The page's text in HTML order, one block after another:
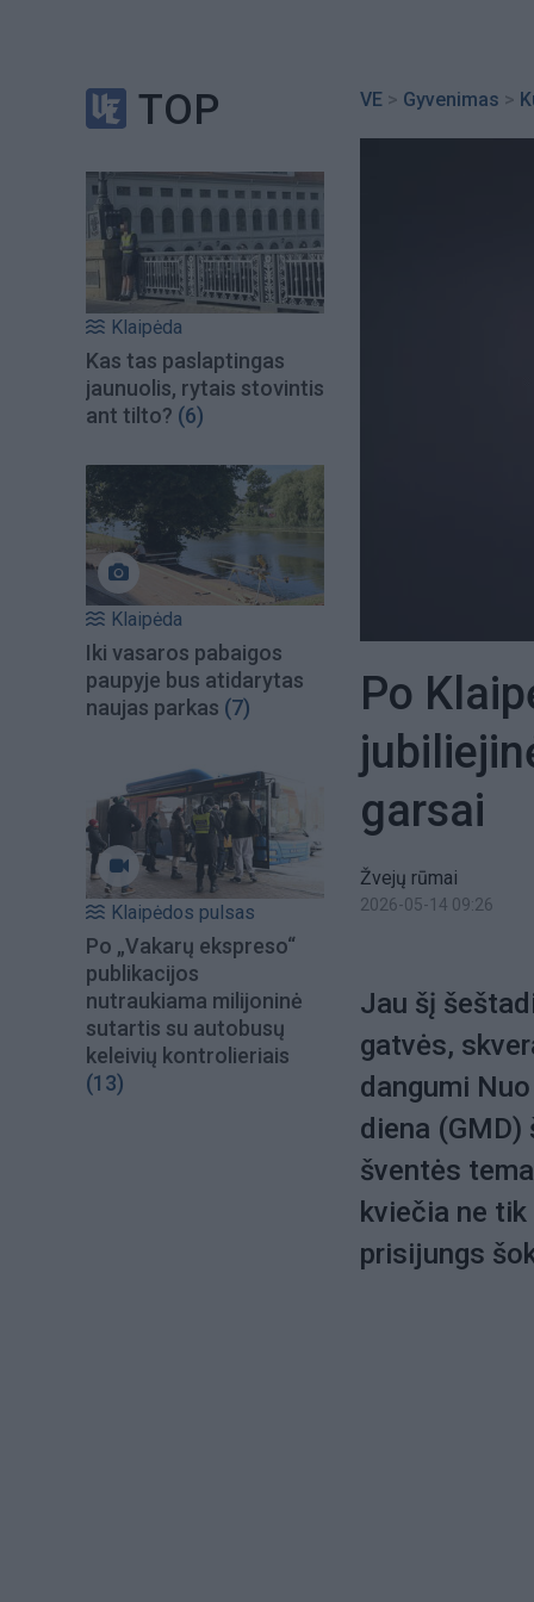
TOP
Klaipėda
Kas tas paslaptingas
jaunuolis, rytais stovintis
ant tilto? (6)
Klaipėda
Iki vasaros pabaigos
paupyje bus atidarytas
naujas parkas (7)
Klaipėdos pulsas
Po „Vakarų ekspreso“
publikacijos
nutraukiama milijoninė
sutartis su autobusų
keleivių kontrolieriais
(13)
VE > Gyvenimas >
Po
garsai
Žvejų rūmai
2026-05-14 09:26
Jau šį
gatvės,
dangumi
diena
šventės
kviečia ne
prisijungs